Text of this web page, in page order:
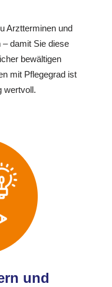
Arztterminen und
damit Sie diese
bewältigen
mit Pflegegrad ist
wertvoll.
und